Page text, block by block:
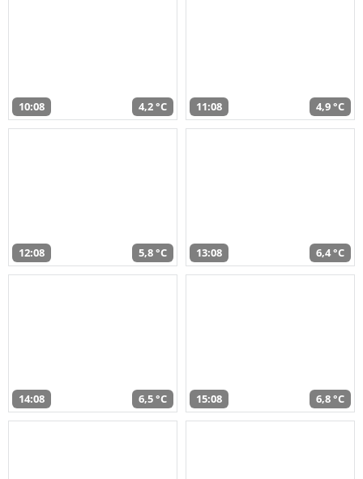
10:08 4,2 °C 11:08 4,9 °C
12:08 5,8 °C 13:08 6,4 °C
14:08 6,5 °C 15:08 6,8 °C